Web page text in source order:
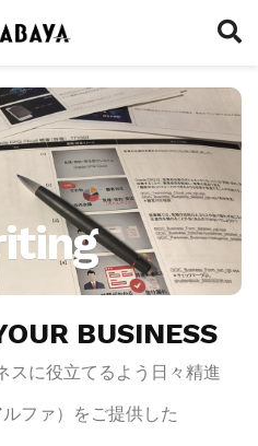
BUSINESS
スに役立てるよう日々精進
ファ）をご提供した